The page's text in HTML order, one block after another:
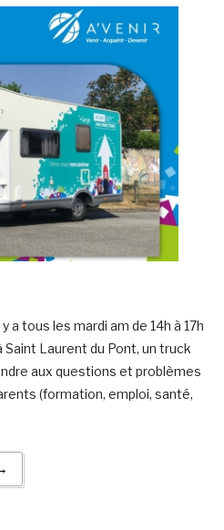
a tous les mardi am de 14h à 17h
Saint Laurent du Pont, un truck
aux questions et problèmes
(formation, emploi, santé,